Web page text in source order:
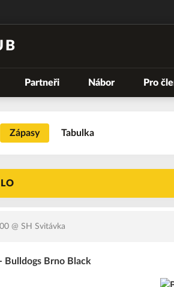
Partneři Nábor Pro
Zápasy Tabulka
@ SH Svitávka
Bulldogs Brno Black